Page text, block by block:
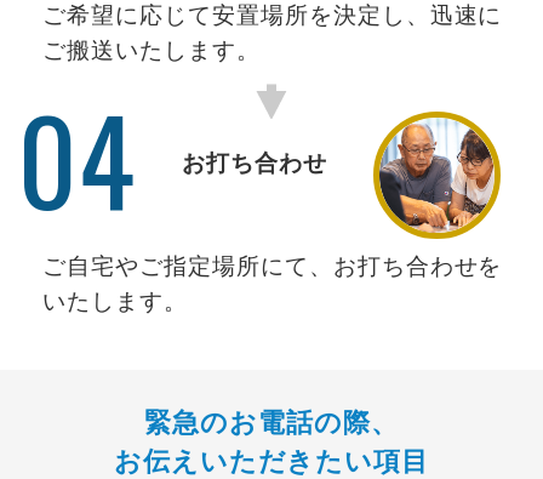
ご希望に応じて安置場所を決定し、迅速に
ご搬送いたします。
04 お打ち合わせ
ご自宅やご指定場所にて、お打ち合わせを
いたします。
緊急のお電話の際、
お伝えいただきたい項目